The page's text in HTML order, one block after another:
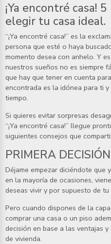
¡Ya encontré casa!
elegir tu casa ideal.
“¡Ya encontré casa!” es la
persona que esté o haya
momento desea con anhelo. Y
nuestros sueños no es siempre
que hay que tener en cuenta
encontrada es la idónea para ti
tiempo.
Si quieres evitar sorpresas
“¡Ya encontré casa!” llegue
siguientes consejos que
PRIMERA
Déjame empezar diciéndote que
en la mayoría de ocasiones,
deseas vivir y por supuesto de
Pero cuando dispones de la
comprar una casa o un piso
decisión en base a las ventajas
de vivienda.